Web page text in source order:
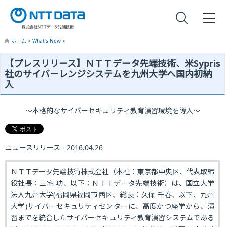
ホーム > What’s New >
【プレスリリース】ＮＴＴデータ先端技術、米Sypris
社のサイバーレンジシステムを九州大学へ国内初納
入
～本格的なサイバーセキュリティ教育演習環境を導入～
ニュースリリース - 2016.04.26
ＮＴＴデータ先端技術株式会社（本社：東京都中央区、代表取締
役社長：三宅 功、以下：ＮＴＴデータ先端技術）は、国立大学
法人九州大学(福岡県福岡市西区、総長：久保 千春、以下、九州
大学)サイバーセキュリティセンターに、高度かつ座学から、演
習までを統合したサイバーセキュリティ教育演習システムである